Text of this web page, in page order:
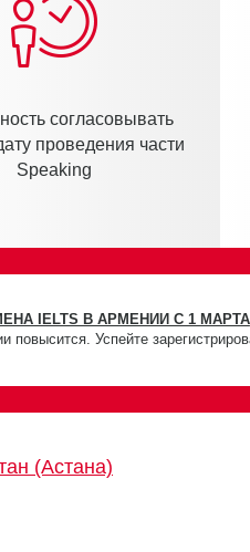
согласовывать
проведения части
Speaking
IELTS В АРМЕНИИ С 1 МАРТА
повысится. Успейте
(Астана)